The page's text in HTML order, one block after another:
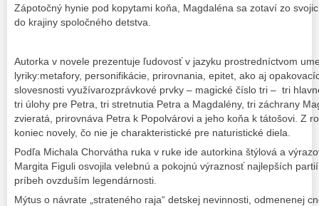
Zápotočný hynie pod kopytami koňa, Magdaléna sa zotaví zo
do krajiny spoločného detstva.
Autorka v novele prezentuje ľudovosť v jazyku prostredníctvom
lyriky:metafory, personifikácie, prirovnania, epitet, ako aj
slovesnosti využívarozprávkové prvky – magické číslo tri – tri
tri úlohy pre Petra, tri stretnutia Petra a Magdalény, tri záchrany
zvieratá, prirovnáva Petra k Popolvárovi a jeho koňa k tátošovi. Z
koniec novely, čo nie je charakteristické pre naturistické diela.
Podľa Michala Chorvátha ruka v ruke ide autorkina štýlová a
Margita Figuli osvojila velebnú a pokojnú výraznosť najlepších
príbeh ovzduším legendárnosti.
Mýtus o návrate „strateného raja“ detskej nevinnosti, odmenenej